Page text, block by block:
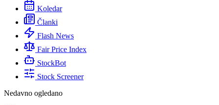
Koledar
Članki
Flash News
Fair Price Index
StockBot
Stock Screener
Nedavno ogledano